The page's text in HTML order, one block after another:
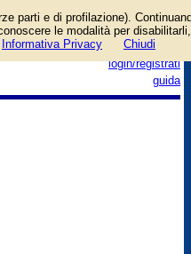
login/registrati
guida
parti e di profilazione).
le modalità per
Informativa Privacy Chiudi